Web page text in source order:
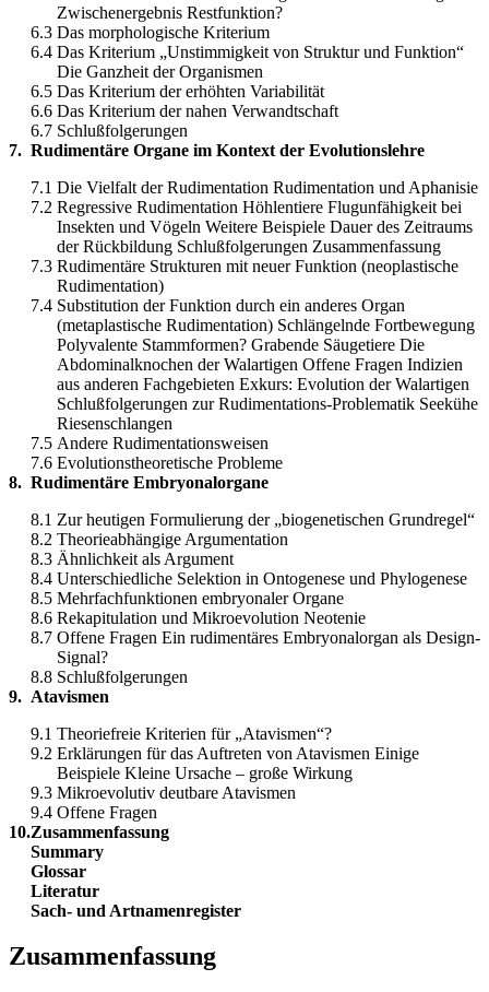
Zwischenergebnis Restfunktion?
6.3 Das morphologische Kriterium
6.4 Das Kriterium „Unstimmigkeit von Struktur und Funktion“
Die Ganzheit der Organismen
6.5 Das Kriterium der erhöhten Variabilität
6.6 Das Kriterium der nahen Verwandtschaft
6.7 Schlußfolgerungen
7. Rudimentäre Organe im Kontext der Evolutionslehre
7.1 Die Vielfalt der Rudimentation Rudimentation und Aphanisie
7.2 Regressive Rudimentation Höhlentiere Flugunfähigkeit bei
Insekten und Vögeln Weitere Beispiele Dauer des Zeitraums
der Rückbildung Schlußfolgerungen Zusammenfassung
7.3 Rudimentäre Strukturen mit neuer Funktion (neoplastische
Rudimentation)
7.4 Substitution der Funktion durch ein anderes Organ
(metaplastische Rudimentation) Schlängelnde Fortbewegung
Polyvalente Stammformen? Grabende Säugetiere Die
Abdominalknochen der Walartigen Offene Fragen Indizien
aus anderen Fachgebieten Exkurs: Evolution der Walartigen
Schlußfolgerungen zur Rudimentations-Problematik Seekühe
Riesenschlangen
7.5 Andere Rudimentationsweisen
7.6 Evolutionstheoretische Probleme
8. Rudimentäre Embryonalorgane
8.1 Zur heutigen Formulierung der „biogenetischen Grundregel“
8.2 Theorieabhängige Argumentation
8.3 Ähnlichkeit als Argument
8.4 Unterschiedliche Selektion in Ontogenese und Phylogenese
8.5 Mehrfachfunktionen embryonaler Organe
8.6 Rekapitulation und Mikroevolution Neotenie
8.7 Offene Fragen Ein rudimentäres Embryonalorgan als Design-
Signal?
8.8 Schlußfolgerungen
9. Atavismen
9.1 Theoriefreie Kriterien für „Atavismen“?
9.2 Erklärungen für das Auftreten von Atavismen Einige
Beispiele Kleine Ursache – große Wirkung
9.3 Mikroevolutiv deutbare Atavismen
9.4 Offene Fragen
10.Zusammenfassung
Summary
Glossar
Literatur
Sach- und Artnamenregister
Zusammenfassung